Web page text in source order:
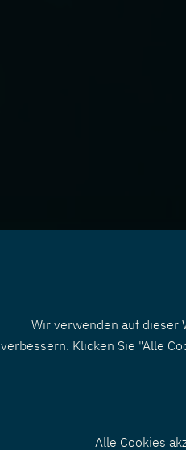
Wir verwenden auf dieser
verbessern. Klicken Sie "Alle
Alle Cookies